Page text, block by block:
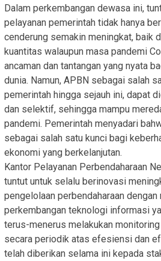
Dalam perkembangan dewasa ini,
pelayanan pemerintah tidak hanya
cenderung semakin meningkat, baik
kuantitas walaupun masa pandemi
ancaman dan tantangan yang nyata
dunia. Namun, APBN sebagai salah
pemerintah hingga sejauh ini, dapat
dan selektif, sehingga mampu
pandemi. Pemerintah menyadari
sebagai salah satu kunci bagi
ekonomi yang berkelanjutan.
Kantor Pelayanan Perbendaharaan
tuntut untuk selalu berinovasi
pengelolaan perbendaharaan dengan
perkembangan teknologi informasi
terus-menerus melakukan
secara periodik atas efesiensi dan
telah diberikan selama ini kepada